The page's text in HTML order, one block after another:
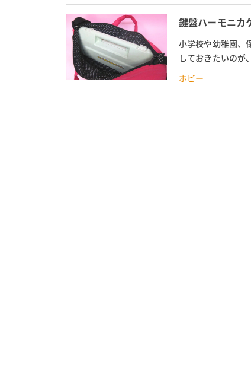
鍵盤ハーモニカ
小学校や幼稚園、
しておきたいのが
時でも子供が楽に
ホビー